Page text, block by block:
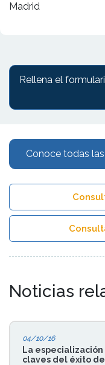
Madrid
Conoce todas
Noticias
04/10/16
La
claves del éxito